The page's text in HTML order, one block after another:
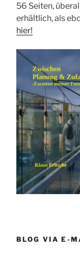
56 Seiten,
erhältlich, als
hier!
BLOG VIA E-